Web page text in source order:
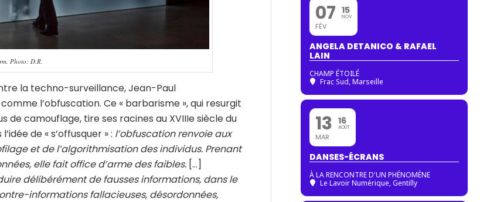
Photo: D.R.
la techno-surveillance, Jean-Paul
l’obfuscation. Ce « barbarisme », qui resurgit
camouflage, tire ses racines au XVIIIe siècle du
de « s’offusquer » : l’obfuscation renvoie aux
et de l’algorithmisation des individus. Prenant
elle fait office d’arme des faibles. […]
délibérément de fausses informations, dans le
informations fallacieuses, désordonnées,
07
FÉV
15
NOV
ANGELA DETANICO & RAFAEL
LAIN
CHAMP ÉTOILÉ
Frac Sud, Marseille
13
MAR
16
AOÛT
DANSES-ÉCRANS
À LA RENCONTRE D'UN PHÉNOMÈNE
Le Lavoir Numérique, Gentilly